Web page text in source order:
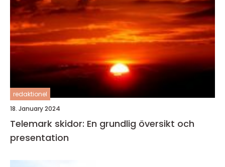
redaktionel
18. January 2024
Telemark skidor: En grundlig översikt och
presentation